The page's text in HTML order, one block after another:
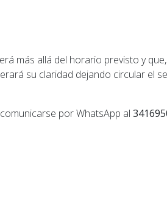
más allá del horario previsto y
su claridad dejando circular el
por WhatsApp al
a un joven de 22 años por